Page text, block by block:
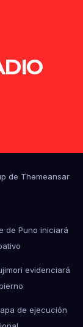
de Themeansar
de Puno iniciará
evidenciará
de ejecución